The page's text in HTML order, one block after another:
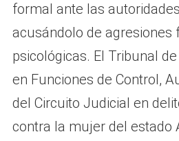
formal ante las
acusándolo de agresiones
psicológicas. El Tribunal
en Funciones de Control,
del Circuito Judicial en
contra la mujer del estado